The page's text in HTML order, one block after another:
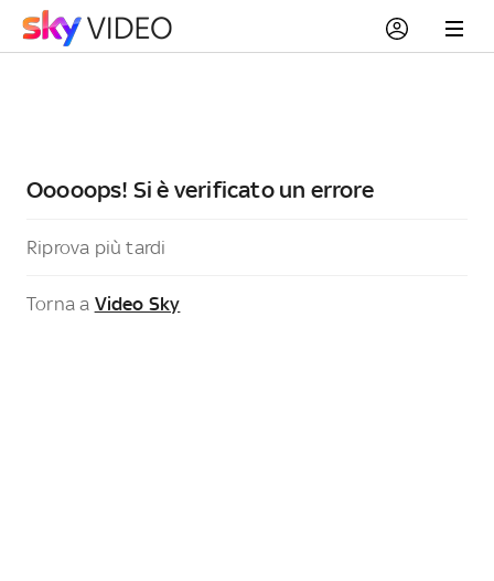
Ooooops! Si è verificato un errore
Riprova più tardi
Torna a Video Sky